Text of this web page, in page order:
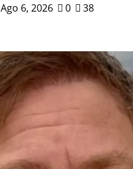
Ago 6, 2026 0
38